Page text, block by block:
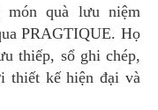
PRAGTIQUE. Họ
thiếp, sổ ghi chép,
thiết kế hiện đại và